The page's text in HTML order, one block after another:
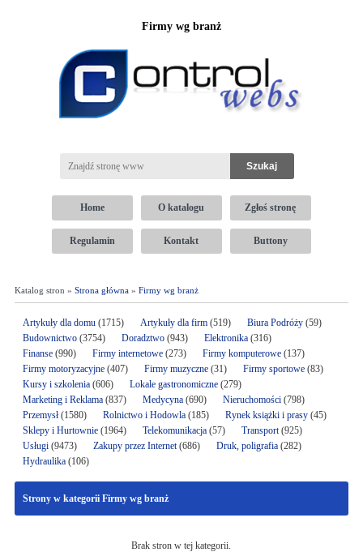
Firmy wg branż
Home O katalogu Zgłoś stronę
Regulamin Kontakt Buttony
Katalog stron » Strona główna» Firmy wg branż
Artykuły dla domu(1715) Artykuły dla firm(519) Biura Podróży(59)
Budownictwo(3754) Doradztwo(943) Elektronika (316)
Finanse(990) Firmy internetowe (273) Firmy komputerowe(137)
Firmy motoryzacyjne(407) Firmy muzyczne(31) Firmy sportowe(83)
Kursy i szkolenia(606) Lokale gastronomiczne(279)
Marketing i Reklama(837) Medycyna(690) Nieruchomości(798)
Przemysł(1580) Rolnictwo i Hodowla(185) Rynek książki i prasy(45)
Sklepy i Hurtownie(1964) Telekomunikacja(57) Transport(925)
Usługi(9473) Zakupy przez Internet(686) Druk, poligrafia(282)
Hydraulika(106)
Strony w kategorii Firmy wg branż
Brak stron w tej kategorii.